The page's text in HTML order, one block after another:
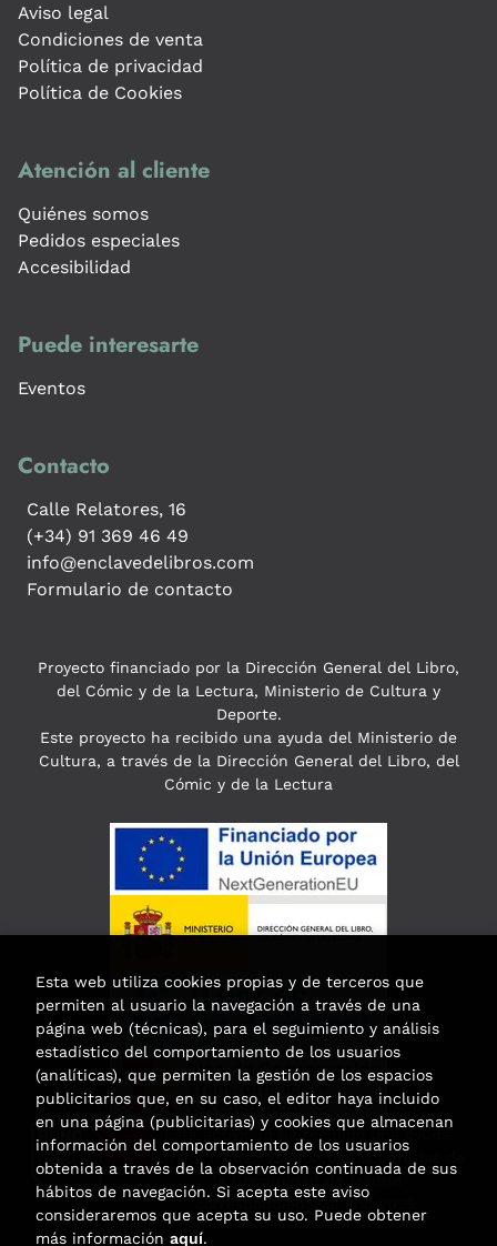
Aviso legal
Condiciones de venta
Política de privacidad
Política de Cookies
Atención al cliente
Quiénes somos
Pedidos especiales
Accesibilidad
Puede interesarte
Eventos
Contacto
Calle Relatores, 16
(+34) 91 369 46 49
info@enclavedelibros.com
Formulario de contacto
Proyecto financiado por la Dirección General del Libro,
del Cómic y de la Lectura, Ministerio de Cultura y
Deporte.
Este proyecto ha recibido una ayuda del Ministerio de
Cultura, a través de la Dirección General del Libro, del
Cómic y de la Lectura
Esta actividad ha recibido una ayuda
para la modernización de las librerías de
la Comunidad de Madrid
correspondiente al año 2025.
Esta web utiliza cookies propias y de terceros que
permiten al usuario la navegación a través de una
página web (técnicas), para el seguimiento y análisis
estadístico del comportamiento de los usuarios
(analíticas), que permiten la gestión de los espacios
publicitarios que, en su caso, el editor haya incluido
en una página (publicitarias) y cookies que almacenan
información del comportamiento de los usuarios
obtenida a través de la observación continuada de sus
hábitos de navegación. Si acepta este aviso
consideraremos que acepta su uso. Puede obtener
más información aquí.